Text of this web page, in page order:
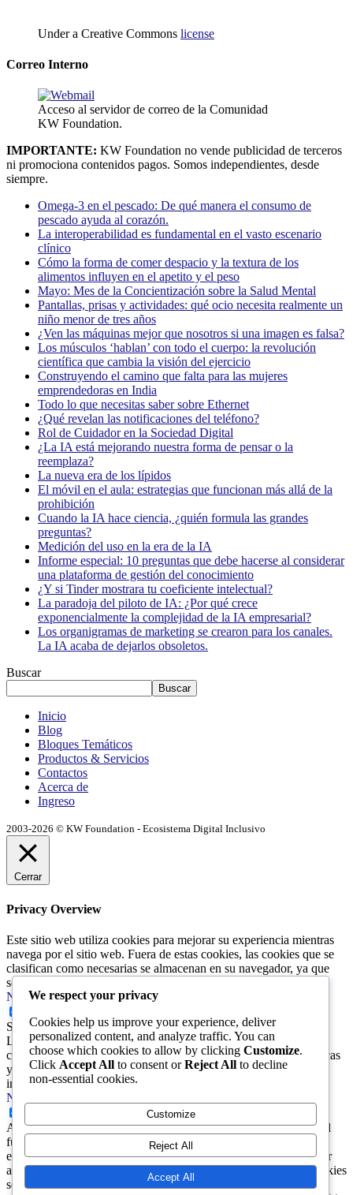
Under a Creative Commons license
Correo Interno
Acceso al servidor de correo de la Comunidad
KW Foundation.
IMPORTANTE: KW Foundation no vende publicidad de terceros
ni promociona contenidos pagos. Somos independientes, desde
siempre.
Omega-3 en el pescado: De qué manera el consumo de
pescado ayuda al corazón.
La interoperabilidad es fundamental en el vasto escenario
clínico
Cómo la forma de comer despacio y la textura de los
alimentos influyen en el apetito y el peso
Mayo: Mes de la Concientización sobre la Salud Mental
Pantallas, prisas y actividades: qué ocio necesita realmente un
niño menor de tres años
¿Ven las máquinas mejor que nosotros si una imagen es falsa?
Los músculos ‘hablan’ con todo el cuerpo: la revolución
científica que cambia la visión del ejercicio
Construyendo el camino que falta para las mujeres
emprendedoras en India
Todo lo que necesitas saber sobre Ethernet
¿Qué revelan las notificaciones del teléfono?
Rol de Cuidador en la Sociedad Digital
¿La IA está mejorando nuestra forma de pensar o la
reemplaza?
La nueva era de los lípidos
El móvil en el aula: estrategias que funcionan más allá de la
prohibición
Cuando la IA hace ciencia, ¿quién formula las grandes
preguntas?
Medición del uso en la era de la IA
Informe especial: 10 preguntas que debe hacerse al considerar
una plataforma de gestión del conocimiento
¿Y si Tinder mostrara tu coeficiente intelectual?
La paradoja del piloto de IA: ¿Por qué crece
exponencialmente la complejidad de la IA empresarial?
Los organigramas de marketing se crearon para los canales.
La IA acaba de dejarlos obsoletos.
Buscar
Buscar
Inicio
Blog
Bloques Temáticos
Productos & Servicios
Contactos
Acerca de
Ingreso
2003-2026 © KW Foundation - Ecosistema Digital Inclusivo
Cerrar
Privacy Overview
Este sitio web utiliza cookies para mejorar su experiencia mientras
navega por el sitio web. Fuera de estas cookies, las cookies que se
clasifican como necesarias se almacenan en su navegador, ya que
son esenciales para el funcionamiento de las func
Necessary
Siempre activado
Las cookies son necesarias para que el sitio web funcione
correctamente. Nuestras cookies garantizan funcionalidades básicas
y características de seguridad del sitio web. No almacenan
información personal alguna.
Non-necessary
Algunas cookies pueden no ser particularmente necesarias para el
funcionamiento del sitio web. Las mismas se utilizan
específicamente a fin recopilar datos de navegación y así procesar
análisis, anuncios y otros contenidos integrados. Este tipo de cookies
se denomina \"no necesarias\". Es obligatorio obtener el
We respect your privacy
Cookies help us improve your experience, deliver
personalized content, and analyze traffic. You can
choose which cookies to allow by clicking Customize.
Click Accept All to consent orReject All to decline
non-essential cookies.
Customize
Reject All
Accept All